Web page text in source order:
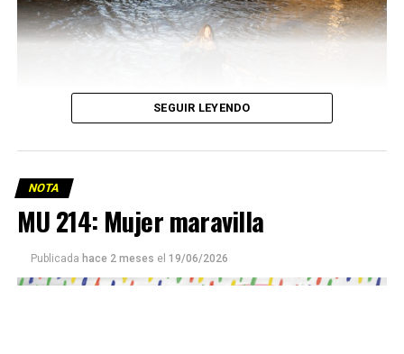
SEGUIR LEYENDO
NOTA
MU 214: Mujer maravilla
Publicada hace 2 meses el 19/06/2026